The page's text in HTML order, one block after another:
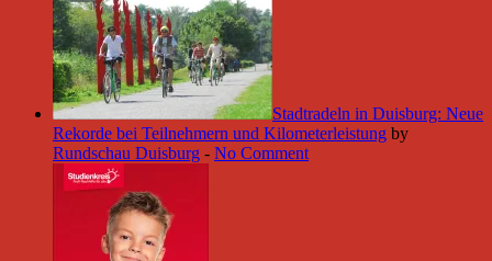
Stadtradeln in Duisburg: Neue
Rekorde bei Teilnehmern und Kilometerleistung by
Rundschau Duisburg - No Comment